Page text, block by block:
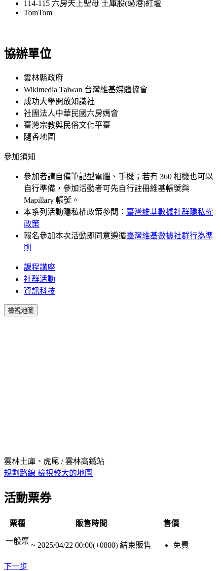
114-115 六房天上聖母 土庫股(過港)紅壇
TomTom
協辦單位
雲林縣政府
Wikimedia Taiwan 台灣維基媒體協會
成功大學開放知識社
社團法人中華民國六房媽會
臺灣宗教與民俗文化平臺
隨香地圖
參加須知
參加者請自備筆記型電腦、手機；若有 360 相機也可以
自行準備，參加活動者可先自行註冊維基帳號與
Mapillary 帳號。
本系列活動隱私權政策參閱： 臺灣維基數據社群隱私權
政策
報名參加本次活動即同意遵循臺灣維基數據社群行為準
則
課程講座
社群活動
資訊科技
檢視地圖
雲林土庫、虎尾 / 雲林高鐵站
規劃路線 檢視較大的地圖
活動票券
票種 販售時間 售價
一般票 ~ 2025/04/22 00:00(+0800) 結束販售 免費
下一步